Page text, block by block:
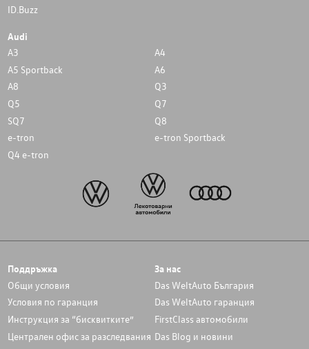
ID.Buzz
Audi
A3
A4
A5 Sportback
A6
A8
Q3
Q5
Q7
SQ7
Q8
e-tron
e-tron Sportback
Q4 e-tron
Поддръжка
Общи условия
Условия по гаранция
Инструкция за “бисквитките”
Централен офис за разследвания
За нас
Das WeltAuto България
Das WeltAuto гаранция
FirstClass автомобили
Das Blog и новини